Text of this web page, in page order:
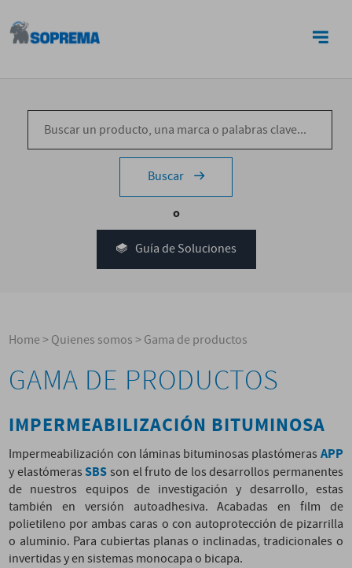
Buscar
o
Guía de Soluciones
Home>Quienes somos>Gama de productos
GAMA DE PRODUCTOS
IMPERMEABILIZACIÓN BITUMINOSA
Impermeabilización con láminas bituminosas plastómeras APP
y elastómerasSBSson el fruto de los desarrollos permanentes
de nuestros equipos de investigación y desarrollo, estas
también en versión autoadhesiva. Acabadas en film de
polietileno por ambas caras o con autoprotección de pizarrilla
o aluminio. Para cubiertas planas o inclinadas, tradicionales o
invertidas y en sistemas monocapa o bicapa.